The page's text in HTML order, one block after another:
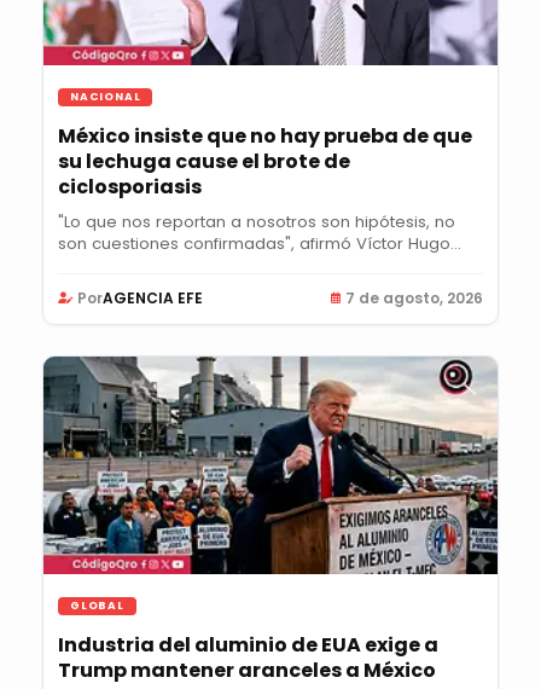
NACIONAL
México insiste que no hay prueba de que
su lechuga cause el brote de
ciclosporiasis
"Lo que nos reportan a nosotros son hipótesis, no
son cuestiones confirmadas", afirmó Víctor Hugo...
PorAGENCIA EFE 7 de agosto, 2026
GLOBAL
Industria del aluminio de EUA exige a
Trump mantener aranceles a México